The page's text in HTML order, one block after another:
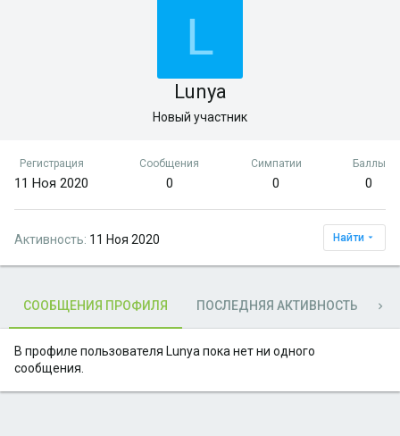
L
Lunya
Новый участник
Регистрация
11 Ноя 2020
Сообщения
0
Симпатии
0
Баллы
0
Активность 11 Ноя 2020 Найти
СООБЩЕНИЯ ПРОФИЛЯ ПОСЛЕДНЯЯ АКТИВНОСТЬ
В профиле пользователя Lunya пока нет ни одного
сообщения.